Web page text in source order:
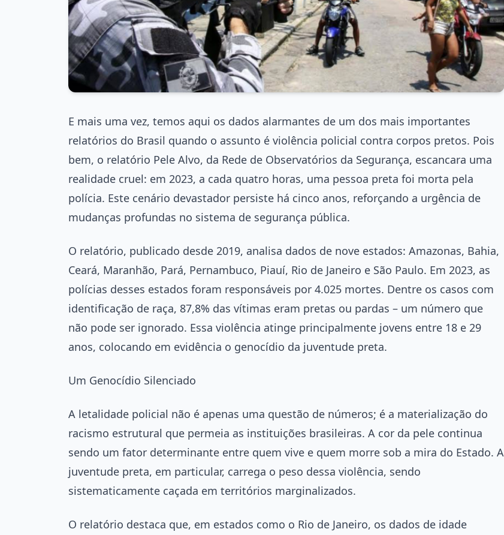
E mais uma vez, temos aqui os dados alarmantes de um dos mais importantes
relatórios do Brasil quando o assunto é violência policial contra corpos pretos. Pois
bem, o relatório Pele Alvo, da Rede de Observatórios da Segurança, escancara uma
realidade cruel: em 2023, a cada quatro horas, uma pessoa preta foi morta pela
polícia. Este cenário devastador persiste há cinco anos, reforçando a urgência de
mudanças profundas no sistema de segurança pública.
O relatório, publicado desde 2019, analisa dados de nove estados: Amazonas, Bahia,
Ceará, Maranhão, Pará, Pernambuco, Piauí, Rio de Janeiro e São Paulo. Em 2023, as
polícias desses estados foram responsáveis por 4.025 mortes. Dentre os casos com
identificação de raça, 87,8% das vítimas eram pretas ou pardas – um número que
não pode ser ignorado. Essa violência atinge principalmente jovens entre 18 e 29
anos, colocando em evidência o genocídio da juventude preta.
Um Genocídio Silenciado
A letalidade policial não é apenas uma questão de números; é a materialização do
racismo estrutural que permeia as instituições brasileiras. A cor da pele continua
sendo um fator determinante entre quem vive e quem morre sob a mira do Estado. A
juventude preta, em particular, carrega o peso dessa violência, sendo
sistematicamente caçada em territórios marginalizados.
O relatório destaca que, em estados como o Rio de Janeiro, os dados de idade